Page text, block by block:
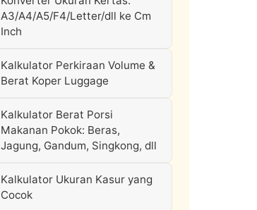
A3/A4/A5/F4/Letter/dll ke Cm
Inch
Kalkulator Perkiraan Volume &
Berat Koper Luggage
Kalkulator Berat Porsi
Makanan Pokok: Beras,
Jagung, Gandum, Singkong, dll
Kalkulator Ukuran Kasur yang
Cocok